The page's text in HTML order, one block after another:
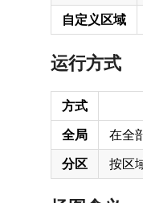
自定义区域
运行方式
方式
全局
在全
分区
按区